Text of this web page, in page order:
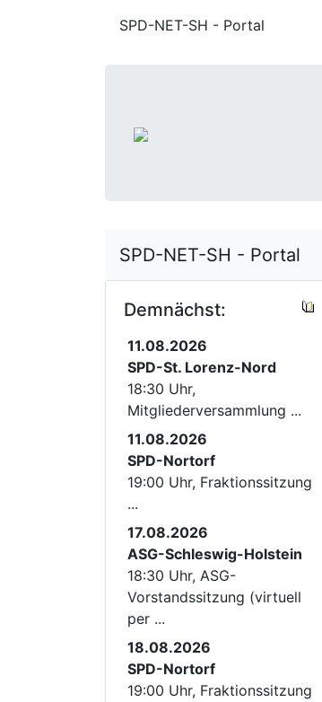
SPD-NET-SH - Portal
SPD-NET-SH - Portal
Demnächst:
11.08.2026
SPD-St. Lorenz-Nord
18:30 Uhr,
Mitgliederversammlung ...
11.08.2026
SPD-Nortorf
19:00 Uhr, Fraktionssitzung
...
17.08.2026
ASG-Schleswig-Holstein
18:30 Uhr, ASG-
Vorstandssitzung (virtuell
per ...
18.08.2026
SPD-Nortorf
19:00 Uhr, Fraktionssitzung